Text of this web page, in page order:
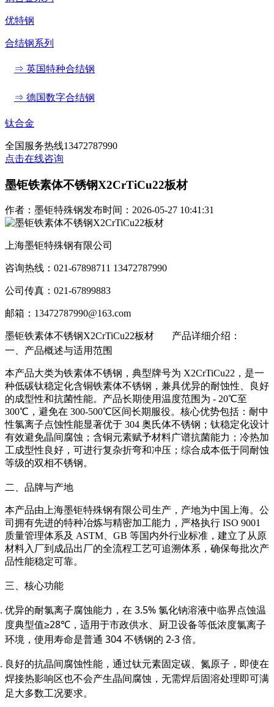
优特钢
合结钢系列
⇒ 英国特种合结钢
⇒ 德国数字合结钢
钛合金
全国服务热线13472787990
点击在线咨询
墨钜铁素体不锈钢X2CrTiCu22板材
作者：墨钜特殊钢发布时间：2026-05-27 10:41:31
上海墨钜特殊钢有限公司
咨询热线：021-67898711 13472787990
公司传真：021-67899883
邮箱：13472787990@163.com
墨钜铁素体不锈钢X2CrTiCu22板材 产品详细介绍：
一、产品概述与适用范围
本产品大类为铁素体不锈钢，典型牌号为 X2CrTiCu22，是一
种低碳钛稳定化含铜铁素体不锈钢，兼具优异的耐蚀性、良好
的成型性和抗菌性能。产品长期使用温度范围为 - 20℃至
300℃，避免在 300-500℃区间长期服役。核心优势包括：耐中
性氯离子点蚀性能显著优于 304 奥氏体不锈钢；钛稳定化设计
有效避免晶间腐蚀；含铜元素赋予材料广谱抗菌能力；冷热加
工成型性良好，可进行复杂折弯和冲压；综合成本低于同耐蚀
等级的双相不锈钢。
二、品牌与产地
本产品由上海墨钜特殊钢有限公司生产，产地为中国上海。公
司拥有先进的特种冶炼与精密加工能力，严格执行 ISO 9001
质量管理体系及 ASTM、GB 等国内外行业标准，建立了从原
材料入厂到成品出厂的全流程工艺可追溯体系，确保每批次产
品性能稳定可靠。
三、核心功能
优异的耐氯离子腐蚀能力，在 3.5% 氯化钠溶液中临界点蚀温
度典型值≥28℃，适用于市政供水、厨卫设备等低浓度氯离子
环境，使用寿命是普通 304 不锈钢的 2-3 倍。
良好的抗晶间腐蚀性能，通过钛元素固定碳、氮原子，即使在
焊接热影响区也不会产生晶间腐蚀，无需焊后固溶处理即可满
足大多数工况要求。